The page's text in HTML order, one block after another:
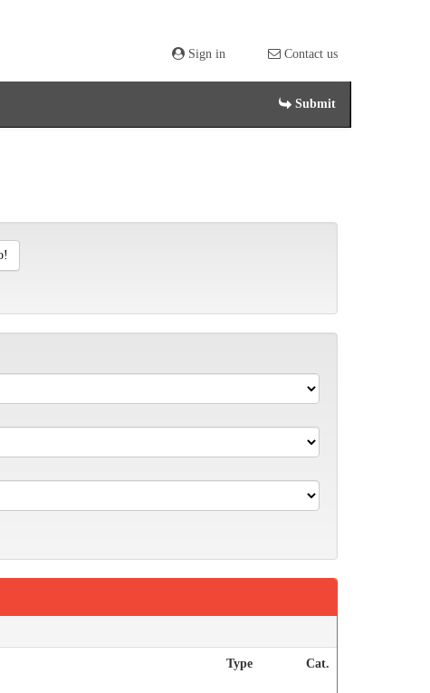
Sign in Contact us
Submit
Type Cat.